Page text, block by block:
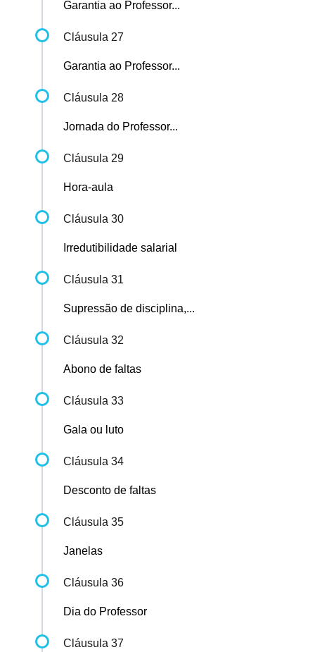
Garantia ao Professor...
Cláusula 27
Garantia ao Professor...
Cláusula 28
Jornada do Professor...
Cláusula 29
Hora-aula
Cláusula 30
Irredutibilidade salarial
Cláusula 31
Supressão de disciplina,...
Cláusula 32
Abono de faltas
Cláusula 33
Gala ou luto
Cláusula 34
Desconto de faltas
Cláusula 35
Janelas
Cláusula 36
Dia do Professor
Cláusula 37